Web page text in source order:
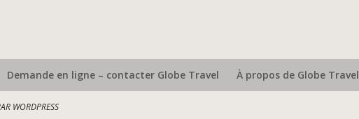
Demande en ligne – contacter Globe Travel À propos de Globe Travel
WORDPRESS